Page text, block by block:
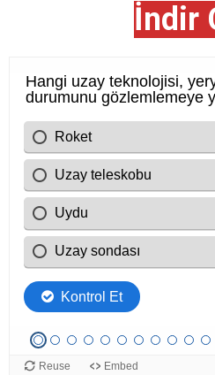
İndir
Cevap Anahtarı
1. B
2. C